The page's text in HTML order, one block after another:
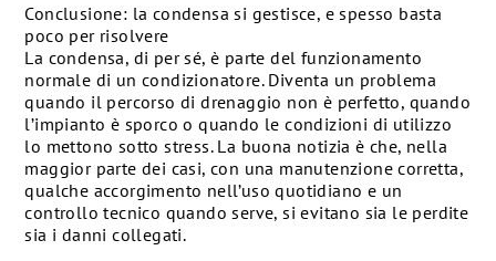
Conclusione: la condensa si gestisce, e spesso basta
poco per risolvere
La condensa, di per sé, è parte del funzionamento
normale di un condizionatore. Diventa un problema
quando il percorso di drenaggio non è perfetto, quando
l’impianto è sporco o quando le condizioni di utilizzo
lo mettono sotto stress. La buona notizia è che, nella
maggior parte dei casi, con una manutenzione corretta,
qualche accorgimento nell’uso quotidiano e un
controllo tecnico quando serve, si evitano sia le perdite
sia i danni collegati.